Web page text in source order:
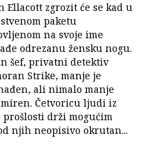
Ellacott zgrozit će se kad u
paketu
na svoje ime
odrezanu žensku nogu.
šef, privatni detektiv
Strike, manje je
ali nimalo manje
Četvoricu ljudi iz
prošlosti drži mogućim
njih neopisivo okrutan...